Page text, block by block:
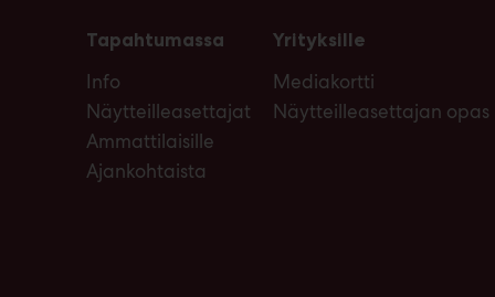
Tapahtumassa
Info
Näytteilleasettajat
Ammattilaisille
Ajankohtaista
Yrityksille
Mediakortti
Näytteilleasettajan opas